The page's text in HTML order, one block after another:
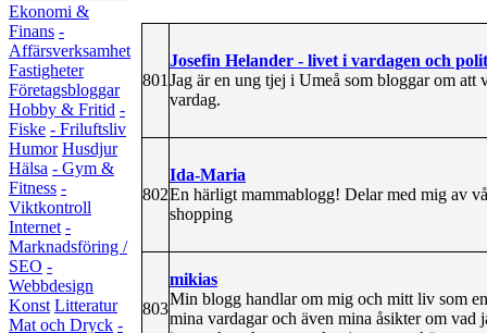
Ekonomi &
Finans -
Affärsverksamhet
Fastigheter
Företagsbloggar
Hobby & Fritid -
Fiske - Friluftsliv
Humor Husdjur
Hälsa - Gym &
Fitness -
Viktkontroll
Internet -
Marknadsföring /
SEO -
Webbdesign
Konst Litteratur
Mat och Dryck -
801
Josefin Helander - livet i vardagen och
Jag är en ung tjej i Umeå som bloggar om
vardag.
802
Ida-Maria
En härligt mammablogg! Delar med mig av
shopping
803
mikias
Min blogg handlar om mig och mitt liv som
mina vardagar och även mina åsikter om